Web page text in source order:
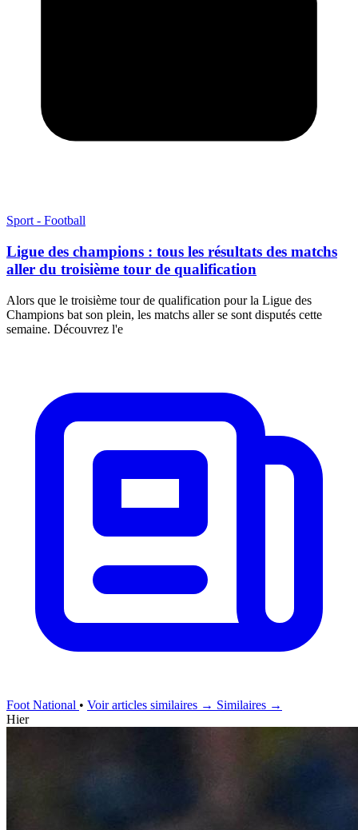
Sport - Football
Ligue des champions : tous les résultats des matchs
aller du troisième tour de qualification
Alors que le troisième tour de qualification pour la Ligue des
Champions bat son plein, les matchs aller se sont disputés cette
semaine. Découvrez l'e
Foot National • Voir articles similaires → Similaires →
Hier